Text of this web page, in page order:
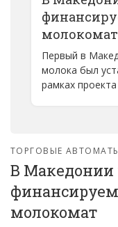
молокомат
Первый в
молока был
рамках
ТОРГОВЫЕ
В Македонии
молокомат